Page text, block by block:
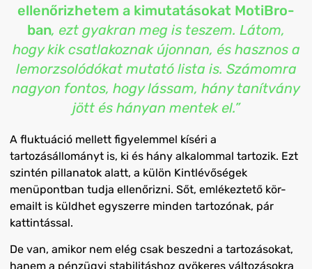
ellenőrizhetem a kimutatásokat MotiBro-
ban, ezt gyakran meg is teszem. Látom,
hogy kik csatlakoznak újonnan, és hasznos a
lemorzsolódókat mutató lista is. Számomra
nagyon fontos, hogy lássam, hány tanítvány
jött és hányan mentek el.”
A fluktuáció mellett figyelemmel kíséri a
tartozásállományt is, ki és hány alkalommal tartozik. Ezt
szintén pillanatok alatt, a külön Kintlévőségek
menüpontban tudja ellenőrizni. Sőt, emlékeztető kör-
emailt is küldhet egyszerre minden tartozónak, pár
kattintással.
De van, amikor nem elég csak beszedni a tartozásokat,
hanem a pénzügyi stabilitáshoz gyökeres változásokra